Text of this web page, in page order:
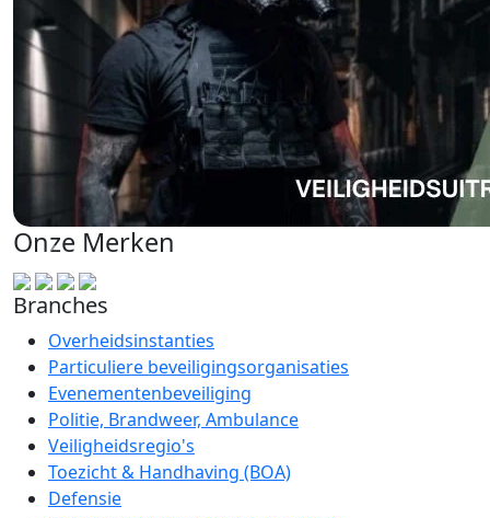
Onze Merken
Branches
Overheidsinstanties
Particuliere beveiligingsorganisaties
Evenementenbeveiliging
Politie, Brandweer, Ambulance
Veiligheidsregio's
Toezicht & Handhaving (BOA)
Defensie